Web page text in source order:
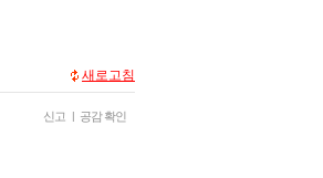
새로고침
신고 | 공감 확인